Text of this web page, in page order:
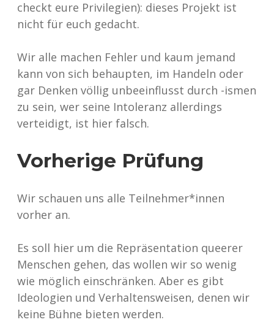
checkt eure Privilegien): dieses Projekt ist
nicht für euch gedacht.
Wir alle machen Fehler und kaum jemand
kann von sich behaupten, im Handeln oder
gar Denken völlig unbeeinflusst durch -ismen
zu sein, wer seine Intoleranz allerdings
verteidigt, ist hier falsch.
Vorherige Prüfung
Wir schauen uns alle Teilnehmer*innen
vorher an.
Es soll hier um die Repräsentation queerer
Menschen gehen, das wollen wir so wenig
wie möglich einschränken. Aber es gibt
Ideologien und Verhaltensweisen, denen wir
keine Bühne bieten werden.